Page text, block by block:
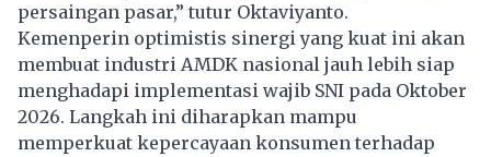
persaingan pasar,” tutur Oktaviyanto.
Kemenperin optimistis sinergi yang kuat ini akan
membuat industri AMDK nasional jauh lebih siap
menghadapi implementasi wajib SNI pada Oktober
2026. Langkah ini diharapkan mampu
memperkuat kepercayaan konsumen terhadap